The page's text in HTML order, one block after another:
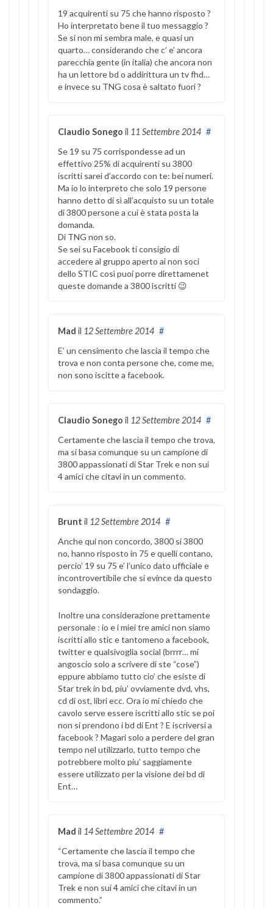
19 acquirenti su 75 che hanno risposto ?
Ho interpretato bene il tuo messaggio ?
Se si non mi sembra male, e quasi un
quarto… considerando che c’ e’ ancora
parecchia gente (in italia) che ancora non
ha un lettore bd o addirittura un tv fhd…
e invece su TNG cosa è saltato fuori ?
Claudio Sonego il 11 Settembre 2014 #
Se 19 su 75 corrispondesse ad un
effettivo 25% di acquirenti su 3800
iscritti sarei d’accordo con te: bei numeri.
Ma io lo interpreto che solo 19 persone
hanno detto di sì all’acquisto su un totale
di 3800 persone a cui è stata posta la
domanda.
Di TNG non so.
Se sei su Facebook ti consigio di
accedere al gruppo aperto ai non soci
dello STIC così puoi porre direttamenet
queste domande a 3800 iscritti 😉
Mad il 12 Settembre 2014 #
E’ un censimento che lascia il tempo che
trova e non conta persone che, come me,
non sono iscitte a facebook.
Claudio Sonego il 12 Settembre 2014 #
Certamente che lascia il tempo che trova,
ma si basa comunque su un campione di
3800 appassionati di Star Trek e non sui
4 amici che citavi in un commento.
Brunt il 12 Settembre 2014 #
Anche qui non concordo, 3800 si 3800
no, hanno risposto in 75 e quelli contano,
percio’ 19 su 75 e’ l’unico dato ufficiale e
incontrovertibile che si evince da questo
sondaggio.
Inoltre una considerazione prettamente
personale : io e i miei tre amici non siamo
iscritti allo stic e tantomeno a facebook,
twitter e qualsivoglia social (brrrr… mi
angoscio solo a scrivere di ste “cose”)
eppure abbiamo tutto cio’ che esiste di
Star trek in bd, piu’ ovviamente dvd, vhs,
cd di ost, libri ecc. Ora io mi chiedo che
cavolo serve essere iscritti allo stic se poi
non si prendono i bd di Ent ? E iscriversi a
facebook ? Magari solo a perdere del gran
tempo nel utilizzarlo, tutto tempo che
potrebbere molto piu’ saggiamente
essere utilizzato per la visione dei bd di
Ent…
Mad il 14 Settembre 2014 #
“Certamente che lascia il tempo che
trova, ma si basa comunque su un
campione di 3800 appassionati di Star
Trek e non sui 4 amici che citavi in un
commento.”